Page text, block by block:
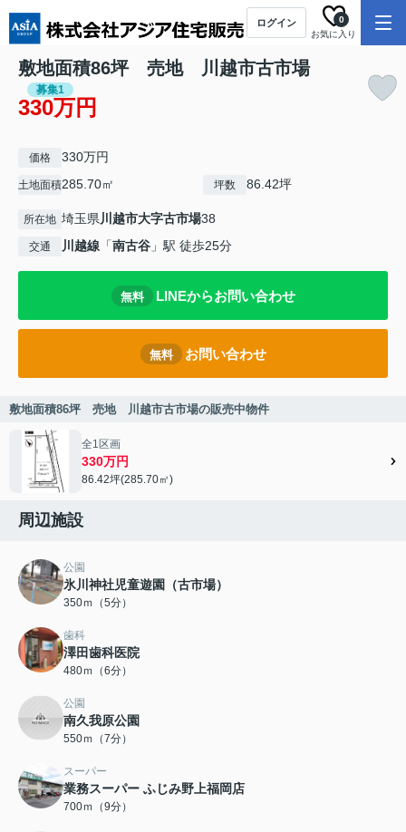
ログイン
お気に入り
0
敷地面積86坪 売地 川越市古市場
募集1
330万円
価格 330万円
土地面積285.70㎡ 坪数 86.42坪
所在地 埼玉県川越市大字古市場38
交通 川越線 「南古谷 」駅 徒歩25分
無料 LINEからお問い合わせ
無料 お問い合わせ
敷地面積86坪 売地 川越市古市場の販売中物件
全1区画
330万円
86.42坪(285.70㎡)
周辺施設
公園
氷川神社児童遊園（古市場）
350ｍ（5分）
歯科
澤田歯科医院
480ｍ（6分）
公園
南久我原公園
550ｍ（7分）
スーパー
業務スーパー ふじみ野上福岡店
700ｍ（9分）